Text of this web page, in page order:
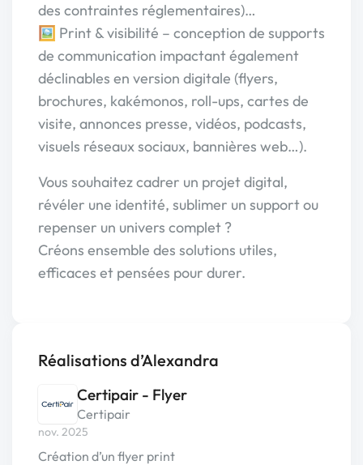
des contraintes réglementaires)…
🖼️ Print & visibilité – conception de supports
de communication impactant également
déclinables en version digitale (flyers,
brochures, kakémonos, roll-ups, cartes de
visite, annonces presse, vidéos, podcasts,
visuels réseaux sociaux, bannières web…).
Vous souhaitez cadrer un projet digital,
révéler une identité, sublimer un support ou
repenser un univers complet ?
Créons ensemble des solutions utiles,
efficaces et pensées pour durer.
Réalisations d’Alexandra
Certipair - Flyer
Certipair
nov. 2025
Création d’un flyer print